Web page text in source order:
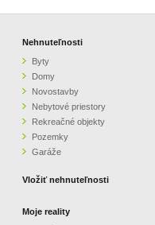
GARÁŽE
O NÁS
CENNÍK REALITNEJ INZERCIE
ZVÝRAZNENIE REALITNÝCH INZERÁTOV
Nehnuteľnosti
Byty
Domy
Novostavby
Nebytové priestory
Rekreačné objekty
Pozemky
Garáže
Vložiť nehnuteľnosti
Moje reality